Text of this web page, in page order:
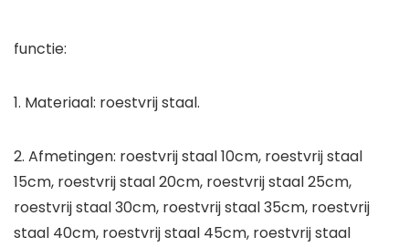
functie:
1. Materiaal: roestvrij staal.
2. Afmetingen: roestvrij staal 10cm, roestvrij staal
15cm, roestvrij staal 20cm, roestvrij staal 25cm,
roestvrij staal 30cm, roestvrij staal 35cm, roestvrij
staal 40cm, roestvrij staal 45cm, roestvrij staal